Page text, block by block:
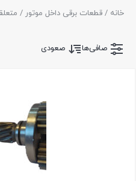
خانه / قطعات برقی داخل موتور /
صافی‌ها صعودی